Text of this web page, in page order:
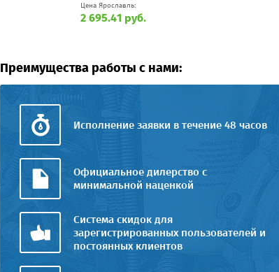
Цена Ярославль:
2 695.41 руб.
Преимущества работы с нами:
Исполнение заявки в течение 48 часов
Официальное дилерство с
минимальной наценкой
Система скидок для
зарегистрированных пользователей и
постоянных клиентов